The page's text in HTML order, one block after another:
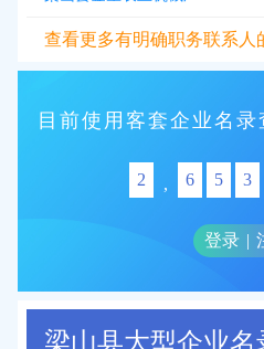
查看更多有明确职务联系人
目前使用客套企业名
2 , 6 5 3
登录 |
梁山县大型企业名